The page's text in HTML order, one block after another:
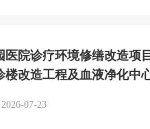
医院诊疗环境修缮改造项
楼改造工程及血液净化中
2026-07-23